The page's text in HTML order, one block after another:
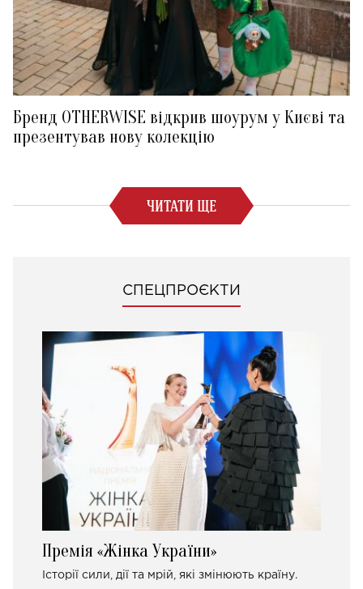
Бренд OTHERWISE відкрив шоурум у Києві та
презентував нову колекцію
ЧИТАТИ ЩЕ
СПЕЦПРОЄКТИ
Премія «Жінка України»
Історії сили, дії та мрій, які змінюють країну.